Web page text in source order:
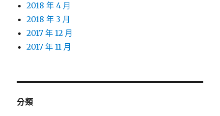
2018 年 4 月
2018 年 3 月
2017 年 12 月
2017 年 11 月
分類